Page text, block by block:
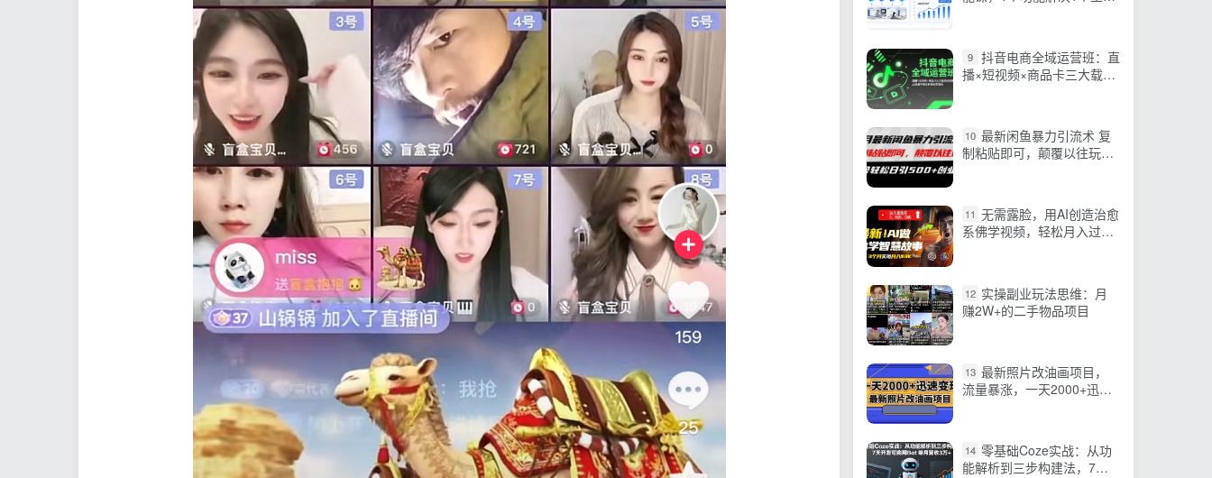
9 抖音电商全域运营班：直
播×短视频×商品卡三大载体
10 最新闲鱼暴力引流术 复
制粘贴即可，颠覆以往玩法
11 无需露脸，用AI创造治愈
系佛学视频，轻松月入过
12 实操副业玩法思维：月
赚2W+的二手物品项目
13 最新照片改油画项目，
流量暴涨，一天2000+迅速
14 零基础Coze实战：从功
能解析到三步构建法，7天